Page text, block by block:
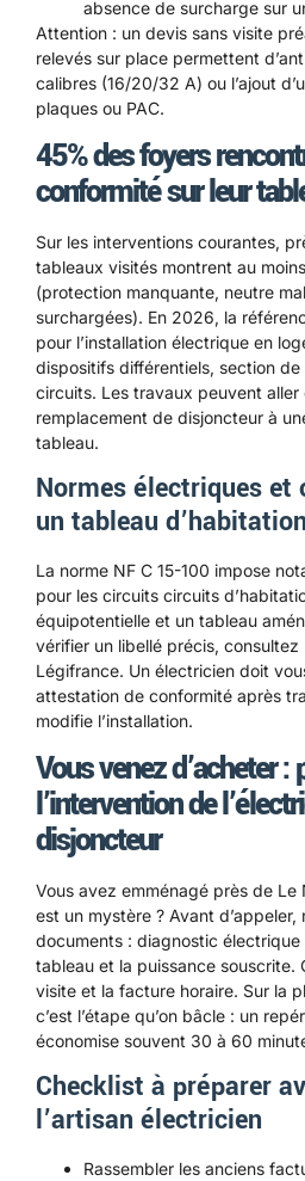
absence de surcharge sur
Attention : un devis sans visite
relevés sur place permettent
calibres (16/20/32 A) ou l’ajout
plaques ou PAC.
45% des foyers
conformité sur leur
Sur les interventions courantes,
tableaux visités montrent au
(protection manquante, neutre
surchargées). En 2026, la
pour l’installation électrique en
dispositifs différentiels, section
circuits. Les travaux peuvent aller
remplacement de disjoncteur à
tableau.
Normes électriques
un tableau d’habitation
La norme NF C 15-100 impose
pour les circuits circuits
équipotentielle et un tableau
vérifier un libellé précis,
Légifrance. Un électricien doit
attestation de conformité après
modifie l’installation.
Vous venez d’acheter :
l’intervention de
disjoncteur
Vous avez emménagé près de
est un mystère ? Avant d’appeler,
documents : diagnostic
tableau et la puissance souscrite.
visite et la facture horaire. Sur la
c’est l’étape qu’on bâcle : un
économise souvent 30 à 60
Checklist à préparer
l’artisan électricien
Rassembler les anciens